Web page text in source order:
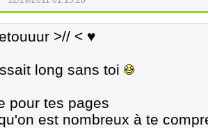
>// < ♥
long sans toi
pour tes pages
est nombreux à te